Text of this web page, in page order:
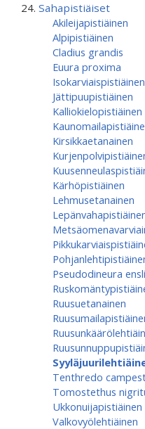
Sahapistiäiset
Akileijapistiäinen
Alpipistiäinen
Cladius grandis
Euura proxima
Isokarviaispistiäinen
Jättipuupistiäinen
Kalliokielopistiäinen
Kirsikkaetanainen
Kärhöpistiäinen
Lehmusetanainen
Pseudodineura
Ruusuetanainen
Tenthredo
Tomostethus
Ukkonuijapistiäinen
Valkovyölehtiäinen